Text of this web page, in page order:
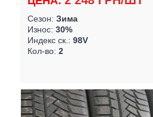
Сезон: Зима
Износ: 30%
Индекс ск.: 98V
Кол-во: 2